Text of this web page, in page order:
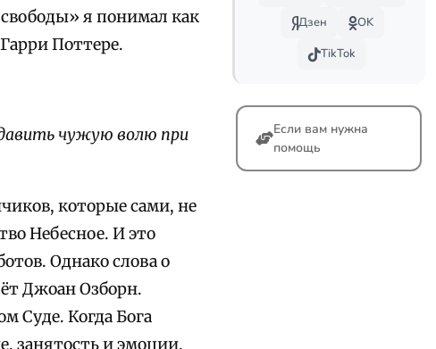
я понимал как
Поттере.
чужую волю при
которые сами, не
Небесное. И это
Однако слова о
Джоан Озборн.
Суде. Когда Бога
занятость и эмоции.
Дзен
OK
TikTok
Если вам нужна
помощь